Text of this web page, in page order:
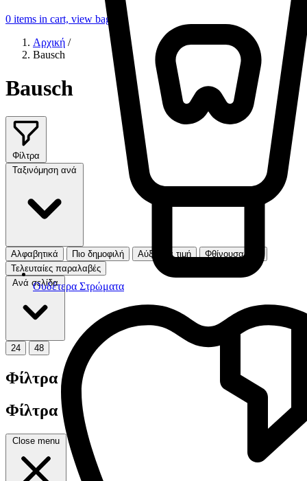
Ουδέτερα Στρώματα
0 items in cart, view bag
Αρχική /
Bausch
Bausch
Φίλτρα
Ταξινόμηση ανά
Αλφαβητικά Πιο δημοφιλή Αύξουσα τιμή
Φθίνουσα τιμή
Τελευταίες παραλαβές
Ανά σελίδα
24 48
Φίλτρα
Φίλτρα
Close menu